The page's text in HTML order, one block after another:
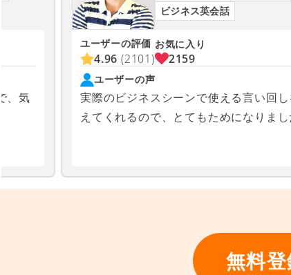
、気
ビジネス英会話
ユーザーの評価
4.96 (2101)
お気に入り
2159
ユーザーの声
実際のビジネスシーンで使える言い回し
えてくれるので、とてもためになりまし
無料